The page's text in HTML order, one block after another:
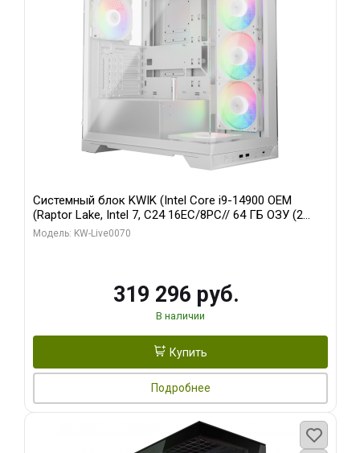
Системный блок KWIK (Intel Core i9-14900 OEM
(Raptor Lake, Intel 7, C24 16EC/8PC// 64 ГБ ОЗУ (2
модуля)/ Gigabyte RTX5080 XTREME WATERFORCE
Модель: KW-Live0070
319 296 руб.
В наличии
Купить
Подробнее